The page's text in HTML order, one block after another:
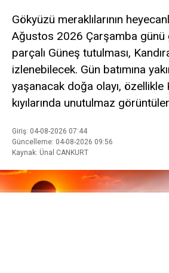
Gökyüzü meraklılarının
Ağustos 2026 Çarşamba günü
parçalı Güneş tutulması,
izlenebilecek. Gün batımına
yaşanacak doğa olayı, özellikle
kıyılarında unutulmaz
Giriş: 04-08-2026 07:44
Güncelleme: 04-08-2026 09:56
Kaynak: Ünal CANKURT